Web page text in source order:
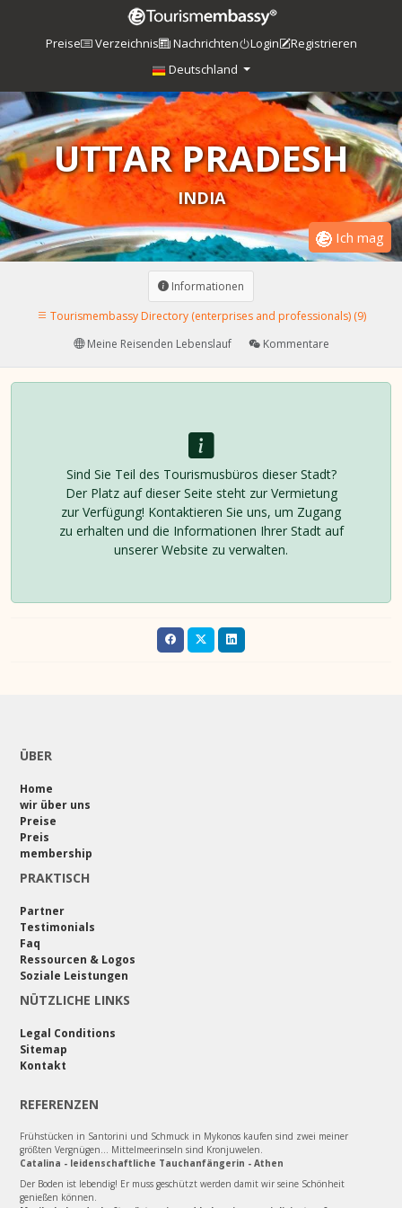
Preise Verzeichnis Nachrichten Login
Registrieren
Deutschland
UTTAR PRADESH
INDIA
Ich mag
Informationen
Tourismembassy Directory (enterprises and professionals) (9)
Meine Reisenden Lebenslauf
Kommentare
Sind Sie Teil des Tourismusbüros dieser Stadt?
Der Platz auf dieser Seite steht zur Vermietung
zur Verfügung! Kontaktieren Sie uns, um Zugang
zu erhalten und die Informationen Ihrer Stadt auf
unserer Website zu verwalten.
ÜBER
Home
wir über uns
Preise
Preis
membership
PRAKTISCH
Partner
Testimonials
Faq
Ressourcen & Logos
Soziale Leistungen
NÜTZLICHE LINKS
Legal Conditions
Sitemap
Kontakt
REFERENZEN
Frühstücken in Santorini und Schmuck in Mykonos kaufen sind zwei meiner
größten Vergnügen... Mittelmeerinseln sind Kronjuwelen.
Catalina - leidenschaftliche Tauchanfängerin - Athen
Der Boden ist lebendig! Er muss geschützt werden damit wir seine Schönheit
genießen können.